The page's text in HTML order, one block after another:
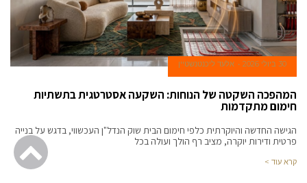
the
three-
dimensional
layout.this
website
swiss
prada
wholesaler
supplier.fake
rolex
30 ביולי 2026 אלעד ליכנטנשטיין
המהפכה השקטה של הנוחות: השקעה אסטרטגית בתשתיות
חימום מתקדמות
הגישה החדשה והיוקרתית כלפי חימום הבית שוק הנדל"ן העכשווי, בדגש על בנייה
פרטית ודירות יוקרה, מציב רף הולך ועולה בכל
קרא עוד >